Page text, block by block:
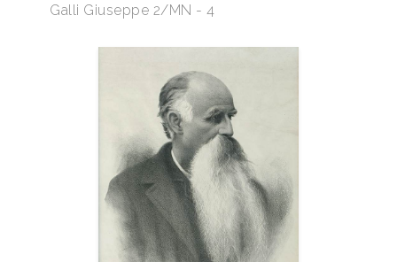
Galli Giuseppe 2/MN - 4